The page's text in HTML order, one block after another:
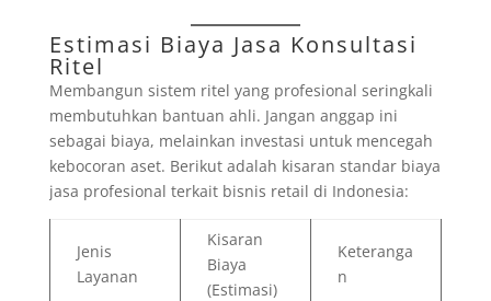
Estimasi Biaya Jasa Konsultasi
Ritel
Membangun sistem ritel yang profesional seringkali
membutuhkan bantuan ahli. Jangan anggap ini
sebagai biaya, melainkan investasi untuk mencegah
kebocoran aset. Berikut adalah kisaran standar biaya
jasa profesional terkait bisnis retail di Indonesia:
Jenis
Layanan
Kisaran
Biaya
(Estimasi)
Keteranga
n